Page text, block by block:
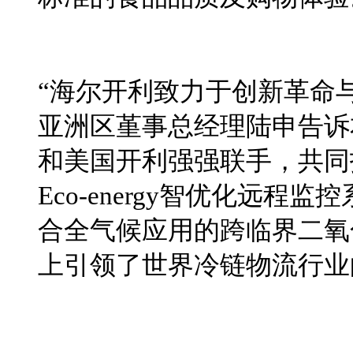
“海尔开利致力于创新革命
亚洲 区堇事总经理陆申告
和美国开利强强联手，共
Eco-energy智优化远程监控
合全气候应用的跨临界二
上引领了世界冷链物流行